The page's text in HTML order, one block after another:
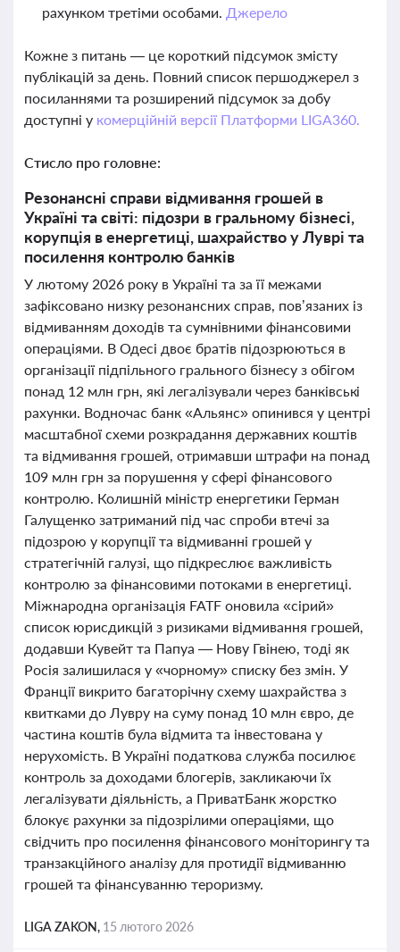
рахунком третіми особами. Джерело
Кожне з питань — це короткий підсумок змісту
публікацій за день. Повний список першоджерел з
посиланнями та розширений підсумок за добу
доступні у комерційній версії Платформи LIGA360.
Стисло про головне:
Резонансні справи відмивання грошей в
Україні та світі: підозри в гральному бізнесі,
корупція в енергетиці, шахрайство у Луврі та
посилення контролю банків
У лютому 2026 року в Україні та за її межами
зафіксовано низку резонансних справ, пов’язаних із
відмиванням доходів та сумнівними фінансовими
операціями. В Одесі двоє братів підозрюються в
організації підпільного грального бізнесу з обігом
понад 12 млн грн, які легалізували через банківські
рахунки. Водночас банк «Альянс» опинився у центрі
масштабної схеми розкрадання державних коштів
та відмивання грошей, отримавши штрафи на понад
109 млн грн за порушення у сфері фінансового
контролю. Колишній міністр енергетики Герман
Галущенко затриманий під час спроби втечі за
підозрою у корупції та відмиванні грошей у
стратегічній галузі, що підкреслює важливість
контролю за фінансовими потоками в енергетиці.
Міжнародна організація FATF оновила «сірий»
список юрисдикцій з ризиками відмивання грошей,
додавши Кувейт та Папуа — Нову Гвінею, тоді як
Росія залишилася у «чорному» списку без змін. У
Франції викрито багаторічну схему шахрайства з
квитками до Лувру на суму понад 10 млн євро, де
частина коштів була відмита та інвестована у
нерухомість. В Україні податкова служба посилює
контроль за доходами блогерів, закликаючи їх
легалізувати діяльність, а ПриватБанк жорстко
блокує рахунки за підозрілими операціями, що
свідчить про посилення фінансового моніторингу та
транзакційного аналізу для протидії відмиванню
грошей та фінансуванню тероризму.
LIGA ZAKON, 15 лютого 2026